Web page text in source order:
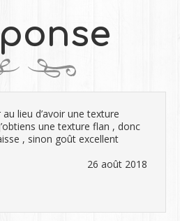
lieu d’avoir une texture
une texture flan , donc
, sinon goût excellent
26 août 2018